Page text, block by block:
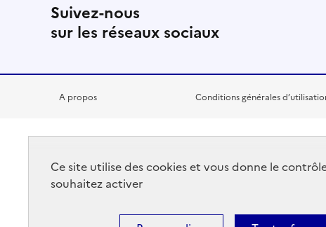
Suivez-nous
sur les réseaux sociaux
A propos Conditions générales
RÉPUBLIQUE
FRANÇAISE
Ce site utilise des cookies et vous donne le
souhaitez activer